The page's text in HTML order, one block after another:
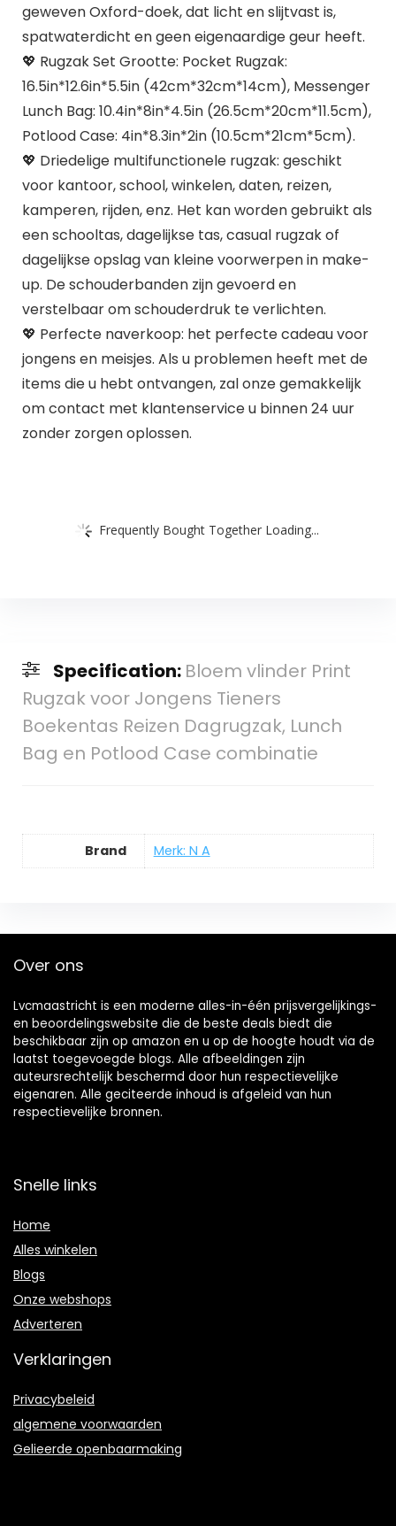
geweven Oxford-doek, dat licht en slijtvast is,
spatwaterdicht en geen eigenaardige geur heeft.
💖 Rugzak Set Grootte: Pocket Rugzak:
16.5in*12.6in*5.5in (42cm*32cm*14cm), Messenger
Lunch Bag: 10.4in*8in*4.5in (26.5cm*20cm*11.5cm),
Potlood Case: 4in*8.3in*2in (10.5cm*21cm*5cm).
💖 Driedelige multifunctionele rugzak: geschikt
voor kantoor, school, winkelen, daten, reizen,
kamperen, rijden, enz. Het kan worden gebruikt als
een schooltas, dagelijkse tas, casual rugzak of
dagelijkse opslag van kleine voorwerpen in make-
up. De schouderbanden zijn gevoerd en
verstelbaar om schouderdruk te verlichten.
💖 Perfecte naverkoop: het perfecte cadeau voor
jongens en meisjes. Als u problemen heeft met de
items die u hebt ontvangen, zal onze gemakkelijk
om contact met klantenservice u binnen 24 uur
zonder zorgen oplossen.
Frequently Bought Together Loading...
Specification: Bloem vlinder Print
Rugzak voor Jongens Tieners
Boekentas Reizen Dagrugzak, Lunch
Bag en Potlood Case combinatie
Brand Merk: N A
Over ons
Lvcmaastricht is een moderne alles-in-één prijsvergelijkings-
en beoordelingswebsite die de beste deals biedt die
beschikbaar zijn op amazon en u op de hoogte houdt via de
laatst toegevoegde blogs. Alle afbeeldingen zijn
auteursrechtelijk beschermd door hun respectievelijke
eigenaren. Alle geciteerde inhoud is afgeleid van hun
respectievelijke bronnen.
Snelle links
Home
Alles winkelen
Blogs
Onze webshops
Adverteren
Verklaringen
Privacybeleid
algemene voorwaarden
Gelieerde openbaarmaking